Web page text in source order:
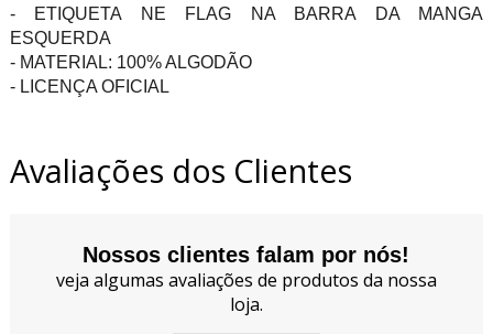
- ETIQUETA NE FLAG NA BARRA DA MANGA
ESQUERDA
- MATERIAL: 100% ALGODÃO
- LICENÇA OFICIAL
Avaliações dos Clientes
Nossos clientes falam por nós!
veja algumas avaliações de produtos da nossa
loja.